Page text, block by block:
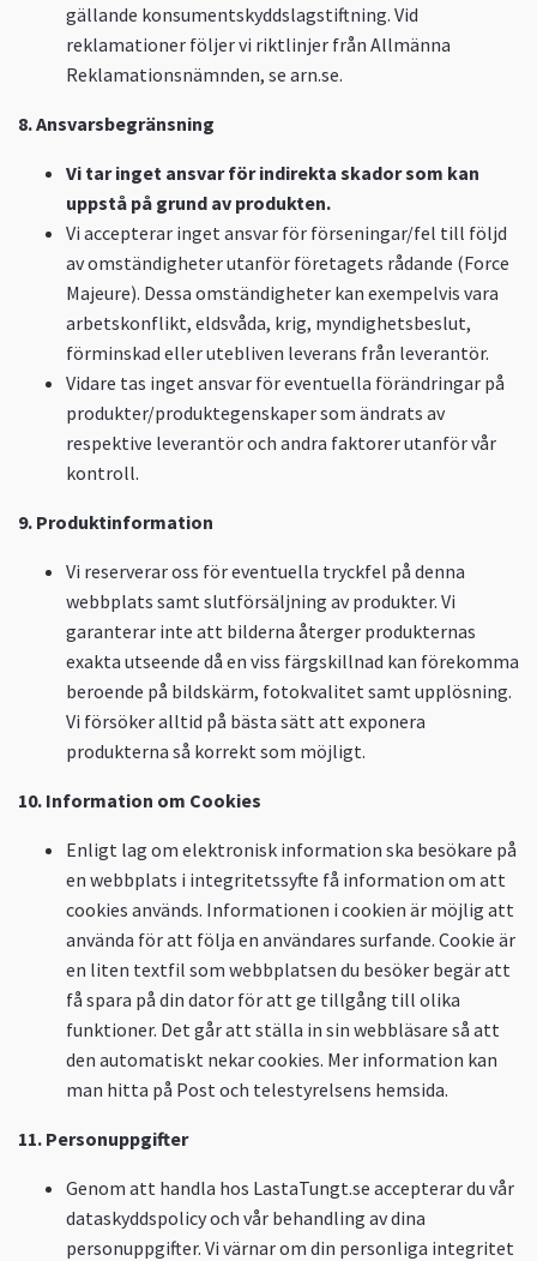
gällande konsumentskyddslagstiftning. Vid
reklamationer följer vi riktlinjer från Allmänna
Reklamationsnämnden, se arn.se.
8. Ansvarsbegränsning
Vi tar inget ansvar för indirekta skador som kan
uppstå på grund av produkten.
Vi accepterar inget ansvar för förseningar/fel till följd
av omständigheter utanför företagets rådande (Force
Majeure). Dessa omständigheter kan exempelvis vara
arbetskonflikt, eldsvåda, krig, myndighetsbeslut,
förminskad eller utebliven leverans från leverantör.
Vidare tas inget ansvar för eventuella förändringar på
produkter/produktegenskaper som ändrats av
respektive leverantör och andra faktorer utanför vår
kontroll.
9. Produktinformation
Vi reserverar oss för eventuella tryckfel på denna
webbplats samt slutförsäljning av produkter. Vi
garanterar inte att bilderna återger produkternas
exakta utseende då en viss färgskillnad kan förekomma
beroende på bildskärm, fotokvalitet samt upplösning.
Vi försöker alltid på bästa sätt att exponera
produkterna så korrekt som möjligt.
10. Information om Cookies
Enligt lag om elektronisk information ska besökare på
en webbplats i integritetssyfte få information om att
cookies används. Informationen i cookien är möjlig att
använda för att följa en användares surfande. Cookie är
en liten textfil som webbplatsen du besöker begär att
få spara på din dator för att ge tillgång till olika
funktioner. Det går att ställa in sin webbläsare så att
den automatiskt nekar cookies. Mer information kan
man hitta på Post och telestyrelsens hemsida.
11. Personuppgifter
Genom att handla hos LastaTungt.se accepterar du vår
dataskyddspolicy och vår behandling av dina
personuppgifter. Vi värnar om din personliga integritet